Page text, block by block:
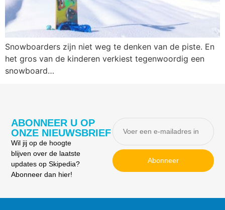
Snowboarders zijn niet weg te denken van de piste. En
het gros van de kinderen verkiest tegenwoordig een
snowboard…
ABONNEER U OP
ONZE NIEUWSBRIEF
Wil jij op de hoogte
blijven over de laatste
updates op Skipedia?
Abonneer dan hier!
Abonneer